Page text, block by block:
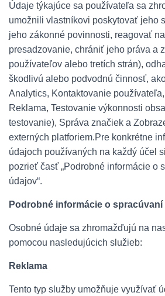
Údaje týkajúce sa používateľa sa
umožnili vlastníkovi poskytovať jeho
jeho zákonné povinnosti, reagovať
presadzovanie, chrániť jeho práva a
používateľov alebo tretích strán),
škodlivú alebo podvodnú činnosť,
Analytics, Kontaktovanie
Reklama, Testovanie výkonnosti
testovanie), Správa značiek a
externých platforiem.Pre konkrétne
údajoch používaných na každý účel
pozrieť časť „Podrobné informácie o
údajov“.
Podrobné informácie o
Osobné údaje sa zhromažďujú na
pomocou nasledujúcich služieb:
Reklama
Tento typ služby umožňuje využívať